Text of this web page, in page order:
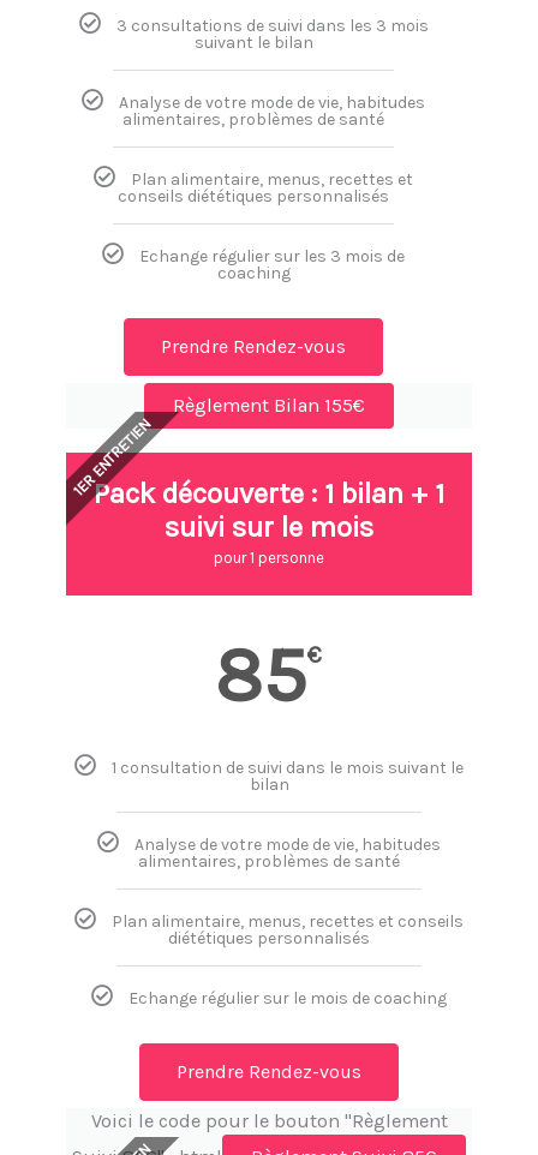
3 consultations de suivi dans les 3 mois
suivant le bilan
Analyse de votre mode de vie, habitudes
alimentaires, problèmes de santé
Plan alimentaire, menus, recettes et
conseils diététiques personnalisés
Echange régulier sur les 3 mois de
coaching
Prendre Rendez-vous
1ER ENTRETIEN
Règlement Bilan 155€
Pack découverte : 1 bilan + 1
suivi sur le mois
pour 1 personne
85€
1 consultation de suivi dans le mois suivant le
bilan
Analyse de votre mode de vie, habitudes
alimentaires, problèmes de santé
Plan alimentaire, menus, recettes et conseils
diététiques personnalisés
Echange régulier sur le mois de coaching
Prendre Rendez-vous
Voici le code pour le bouton "Règlement